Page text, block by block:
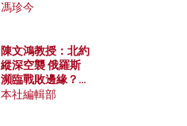
馮珍今
陳文鴻教授：北約
縱深空襲 俄羅斯
瀕臨戰敗邊緣？中
國零部件能左右戰
本社編輯部